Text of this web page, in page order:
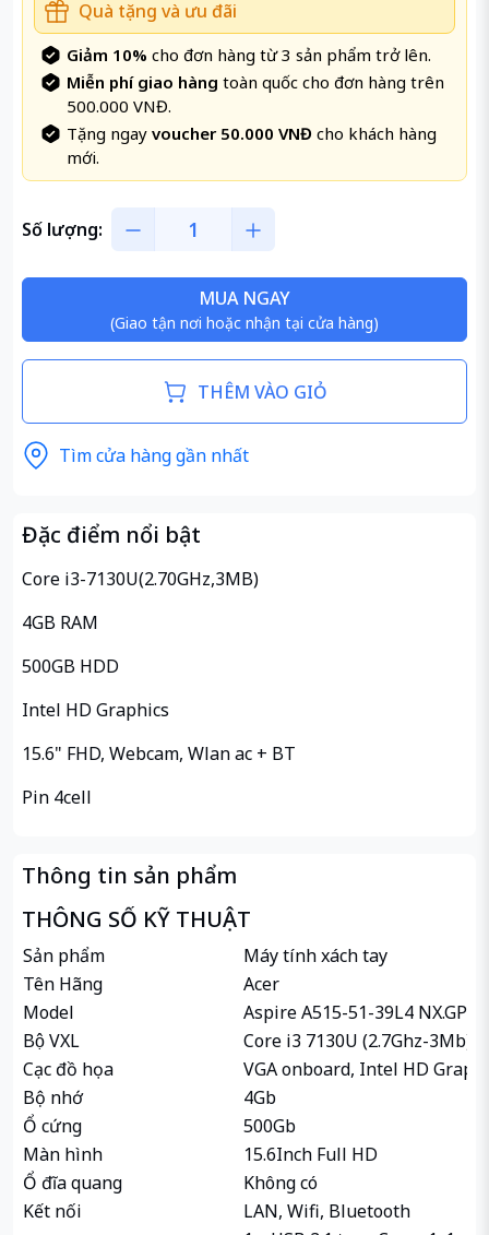
Quà tặng và ưu đãi
Giảm 10% cho đơn hàng từ 3 sản phẩm trở lên.
Miễn phí giao hàng toàn quốc cho đơn hàng trên
500.000 VNĐ.
Tặng ngay voucher 50.000 VNĐ cho khách hàng
mới.
Số lượng:
MUA NGAY
(Giao tận nơi hoặc nhận tại cửa hàng)
THÊM VÀO GIỎ
Tìm cửa hàng gần nhất
Đặc điểm nổi bật
Core i3-7130U(2.70GHz,3MB)
4GB RAM
500GB HDD
Intel HD Graphics
15.6" FHD, Webcam, Wlan ac + BT
Pin 4cell
Thông tin sản phẩm
THÔNG SỐ KỸ THUẬT
Sản phẩm
Máy tính xách tay
Tên Hãng
Acer
Model
Aspire A515-51-39L4
Bộ VXL
Core i3 7130U (2.7Ghz-3Mb)
Cạc đồ họa
VGA onboard, Intel HD
Bộ nhớ
4Gb
Ổ cứng
500Gb
Màn hình
15.6Inch Full HD
Ổ đĩa quang
Không có
Kết nối
LAN, Wifi, Bluetooth